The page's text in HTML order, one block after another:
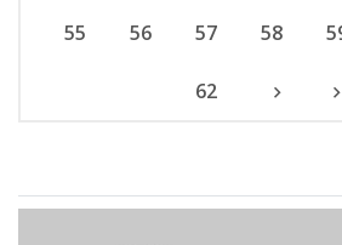
55 56 57 58
62
Brand Slider